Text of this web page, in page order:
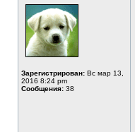
Зарегистрирован: Вс мар 13,
2016 8:24 pm
Сообщения: 38